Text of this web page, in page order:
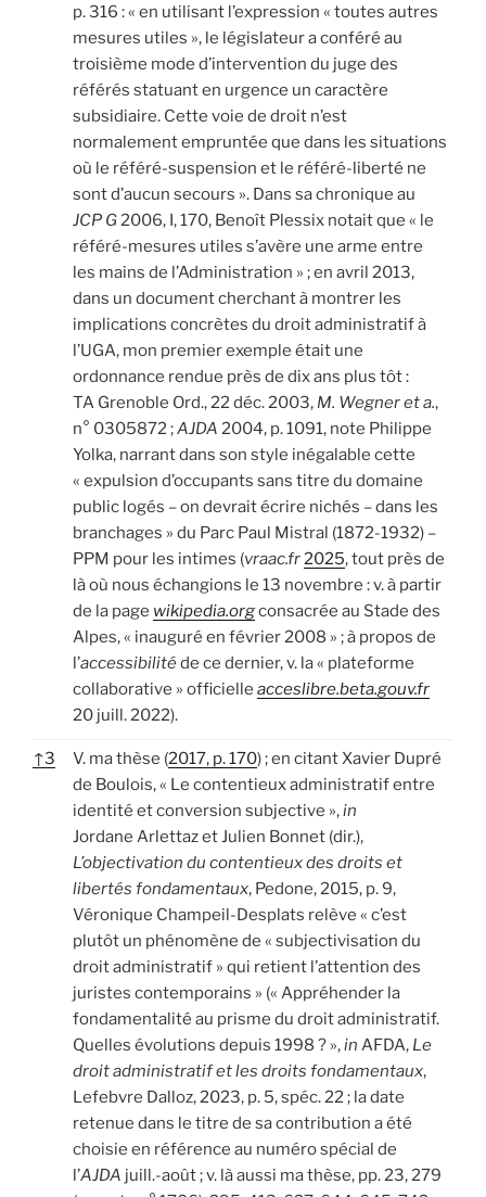
p. 316 : « en utilisant l’expression « toutes autres
mesures utiles », le législateur a conféré au
troisième mode d’intervention du juge des
référés statuant en urgence un caractère
subsidiaire. Cette voie de droit n’est
normalement empruntée que dans les situations
où le référé-suspension et le référé-liberté ne
sont d’aucun secours ». Dans sa chronique au
JCP G2006, I, 170, Benoît Plessix notait que « le
référé-mesures utiles s’avère une arme entre
les mains de l’Administration » ; en avril 2013,
dans un document cherchant à montrer les
implications concrètes du droit administratif à
l’UGA, mon premier exemple était une
ordonnance rendue près de dix ans plus tôt :
TA Grenoble Ord., 22 déc. 2003, M. Wegner et a.,
n° 0305872 ;AJDA 2004, p. 1091, note Philippe
Yolka, narrant dans son style inégalable cette
« expulsion d’occupants sans titre du domaine
public logés – on devrait écrire nichés – dans les
branchages » du Parc Paul Mistral (1872-1932) –
PPM pour les intimes (vraac.fr2025, tout près de
là où nous échangions le 13 novembre : v. à partir
de la page wikipedia.orgconsacrée au Stade des
Alpes, « inauguré en février 2008 » ; à propos de
l’accessibilitéde ce dernier, v. la « plateforme
collaborative » officielle acceslibre.beta.gouv.fr
20 juill. 2022).
↑3 V. ma thèse (2017, p. 170) ; en citant Xavier Dupré
de Boulois, « Le contentieux administratif entre
identité et conversion subjective »,in
Jordane Arlettaz et Julien Bonnet (dir.),
L’objectivation du contentieux des droits et
libertés fondamentaux, Pedone, 2015, p. 9,
Véronique Champeil-Desplats relève « c’est
plutôt un phénomène de « subjectivisation du
droit administratif » qui retient l’attention des
juristes contemporains » (« Appréhender la
fondamentalité au prisme du droit administratif.
Quelles évolutions depuis 1998 ? »,in AFDA, Le
droit administratif et les droits fondamentaux,
Lefebvre Dalloz, 2023, p. 5, spéc. 22 ; la date
retenue dans le titre de sa contribution a été
choisie en référence au numéro spécial de
l’AJDA juill.-août ; v. là aussi ma thèse, pp. 23, 279